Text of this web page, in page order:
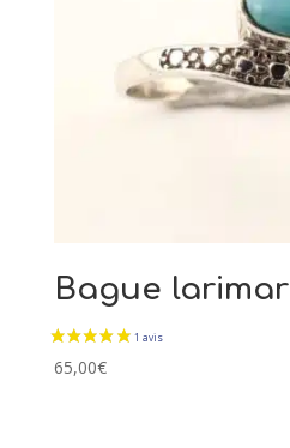
Bague larimar
65,00€